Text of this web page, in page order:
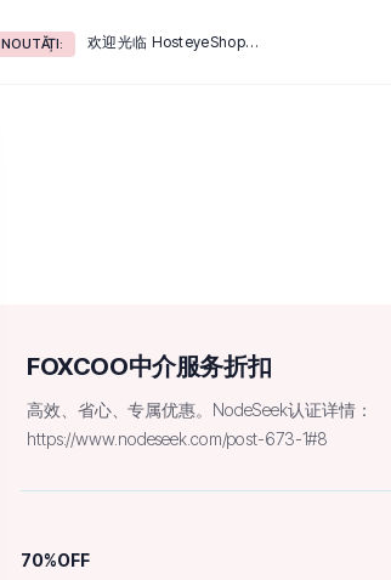
NOUTĂȚI: 欢迎光临 HosteyeShop！
FOXCOO中介服务折扣
高效、省心、专属优惠。NodeSeek认证详情：
https://www.nodeseek.com/post-673-1#8
70%OFF